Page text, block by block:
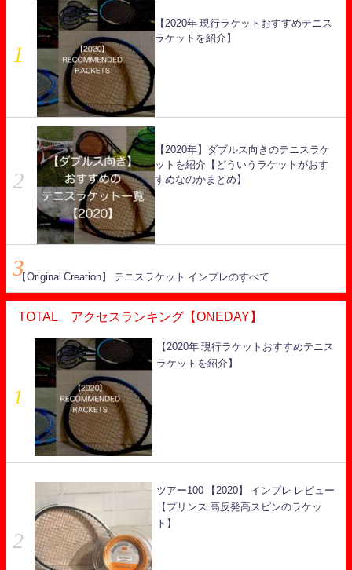
【2020年 現行ラケットおすすめテニス
ラケットを紹介】
【2020年】ダブルス向きのテニスラケ
ットを紹介【どういうラケットがおす
すめなのかまとめ】
【Original Creation】 テニスラケット インプレのすべて
TOTAL アクセスランキング【ONEDAY】
【2020年 現行ラケットおすすめテニス
ラケットを紹介】
ツアー100 【2020】 インプレ レビュー
【プリンス 高反発高スピンのラケッ
ト】